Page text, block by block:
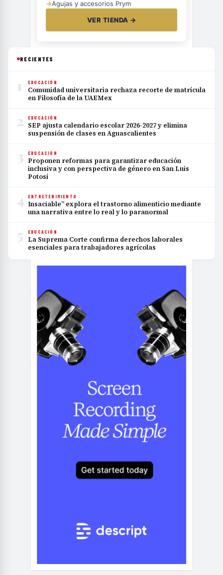
→Agujas y accesorios Prym
VER TIENDA →
RECIENTES
1 EDUCACIÓN
Comunidad universitaria rechaza recorte de matrícula
en Filosofía de la UAEMex
2 EDUCACIÓN
SEP ajusta calendario escolar 2026-2027 y elimina
suspensión de clases en Aguascalientes
3 EDUCACIÓN
Proponen reformas para garantizar educación
inclusiva y con perspectiva de género en San Luis
Potosí
4 ENTRETENIMIENTO
Insaciable” explora el trastorno alimenticio mediante
una narrativa entre lo real y lo paranormal
5 EDUCACIÓN
La Suprema Corte confirma derechos laborales
esenciales para trabajadores agrícolas